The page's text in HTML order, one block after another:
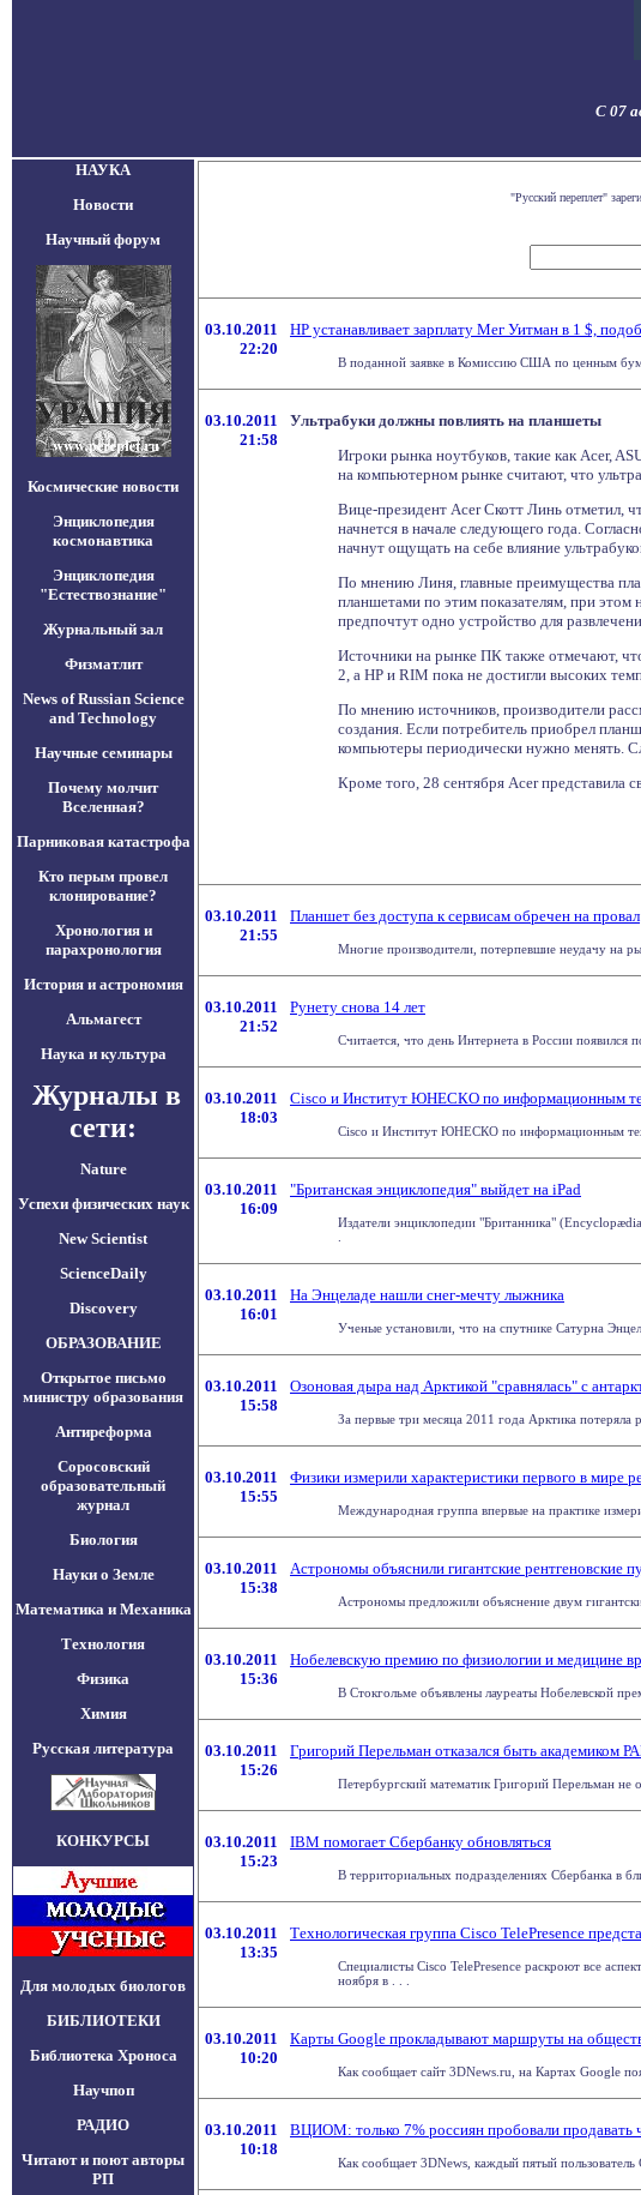
С 07
НАУКА
Новости
Научный форум
Космические новости
Энциклопедия
космонавтика
Энциклопедия
"Естествознание"
Журнальный зал
Физматлит
News of Russian Science
and Technology
Научные семинары
Почему молчит
Вселенная?
Парниковая катастрофа
Кто перым провел
клонирование?
Хронология и
парахронология
История и астрономия
Альмагест
Наука и культура
Журналы в
сети:
Nature
Успехи физических наук
New Scientist
ScienceDaily
Discovery
ОБРАЗОВАНИЕ
Открытое письмо
министру образования
Антиреформа
Соросовский
образовательный
журнал
Биология
Науки о Земле
Математика и Механика
Технология
Физика
Химия
Русская литература
КОНКУРСЫ
Для молодых биологов
БИБЛИОТЕКИ
Библиотека Хроноса
Научпоп
РАДИО
Читают и поют авторы
РП
"Русский переплет"
03.10.2011
22:20
HP устанавливает зарплату Мег Уитман в 1 $,
В поданной заявке в Комиссию США по ценным
03.10.2011
21:58
Ультрабуки должны повлиять на планшеты
Игроки рынка ноутбуков, такие как Acer,
на компьютерном рынке считают, что
Вице-президент Acer Скотт Линь отметил,
начнется в начале следующего года.
начнут ощущать на себе влияние
По мнению Линя, главные преимущества
планшетами по этим показателям, при этом
предпочтут одно устройство для
Источники на рынке ПК также отмечают,
2, а HP и RIM пока не достигли высоких
По мнению источников, производители
создания. Если потребитель приобрел
компьютеры периодически нужно менять.
Кроме того, 28 сентября Acer представила
03.10.2011
21:55
Планшет без доступа к сервисам обречен на провал
Многие производители, потерпевшие неудачу на
03.10.2011
21:52
Рунету снова 14 лет
Считается, что день Интернета в России
03.10.2011
18:03
Cisco и Институт ЮНЕСКО по информационным
Cisco и Институт ЮНЕСКО по информационным
03.10.2011
16:09
"Британская энциклопедия" выйдет на iPad
Издатели энциклопедии "Британника"
03.10.2011
16:01
На Энцеладе нашли снег-мечту лыжника
Ученые установили, что на спутнике Сатурна
03.10.2011
15:58
Озоновая дыра над Арктикой "сравнялась" с
За первые три месяца 2011 года Арктика потеряла
03.10.2011
15:55
Физики измерили характеристики первого в мире
Международная группа впервые на практике
03.10.2011
15:38
Астрономы объяснили гигантские рентгеновские
Астрономы предложили объяснение двум
03.10.2011
15:36
Нобелевскую премию по физиологии и медицине
В Стокгольме объявлены лауреаты Нобелевской
03.10.2011
15:26
Григорий Перельман отказался быть академиком
Петербургский математик Григорий Перельман не
03.10.2011
15:23
IBM помогает Сбербанку обновляться
В территориальных подразделениях Сбербанка в
03.10.2011
13:35
Технологическая группа Cisco TelePresence
Специалисты Cisco TelePresence раскроют все
ноября в . . .
03.10.2011
10:20
Карты Google прокладывают маршруты на
Как сообщает сайт 3DNews.ru, на Картах Google
03.10.2011
10:18
ВЦИОМ: только 7% россиян пробовали продавать
Как сообщает 3DNews, каждый пятый пользователь